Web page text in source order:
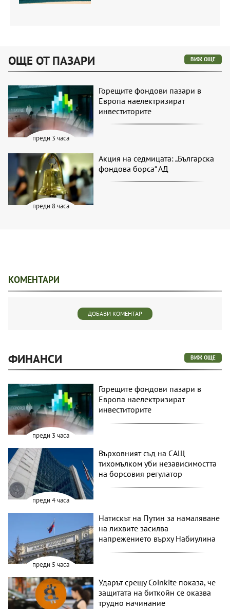
ОЩЕ ОТ ПАЗАРИ ВИЖ ОЩЕ
преди 3 часа
Горещите фондови пазари в
Европа наелектризират
инвеститорите
преди 8 часа
Акция на седмицата: „Българска
фондова борса“ АД
КОМЕНТАРИ
ДОБАВИ КОМЕНТАР
ФИНАНСИ ВИЖ ОЩЕ
преди 3 часа
Горещите фондови пазари в
Европа наелектризират
инвеститорите
преди 4 часа
Върховният съд на САЩ
тихомълком уби независимостта
на борсовия регулатор
преди 5 часа
Натискът на Путин за намаляване
на лихвите засилва
напрежението върху Набиулина
Ударът срещу Coinkite показа, че
защитата на биткойн се оказва
трудно начинание